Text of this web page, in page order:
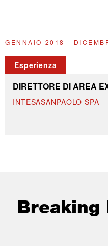
GENNAIO 2018 -
Esperienza
DIRETTORE DI AREA
INTESASANPAOLO SPA
Breaking